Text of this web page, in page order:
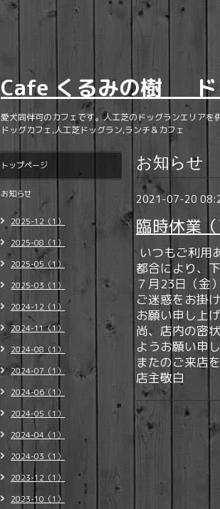
Cafe くるみの樹 ド
愛犬同伴可のカフェです。人工芝のドッグランエリア
ドッグカフェ,人工芝ドッグラン,ランチ＆カフェ
お知らせ
2021-07-20
臨時休業
いつもご利用
都合により、
７月23日（金
ご迷惑をお掛
お願い申し上
尚、店内の密
ようお願い申
またのご来店
店主敬白
トップページ
お知らせ
2025-12（1）
2025-08（1）
2025-05（1）
2025-03（1）
2024-12（1）
2024-11（1）
2024-08（1）
2024-07（1）
2024-06（1）
2024-05（1）
2024-04（1）
2024-03（1）
2023-12（1）
2023-10（1）